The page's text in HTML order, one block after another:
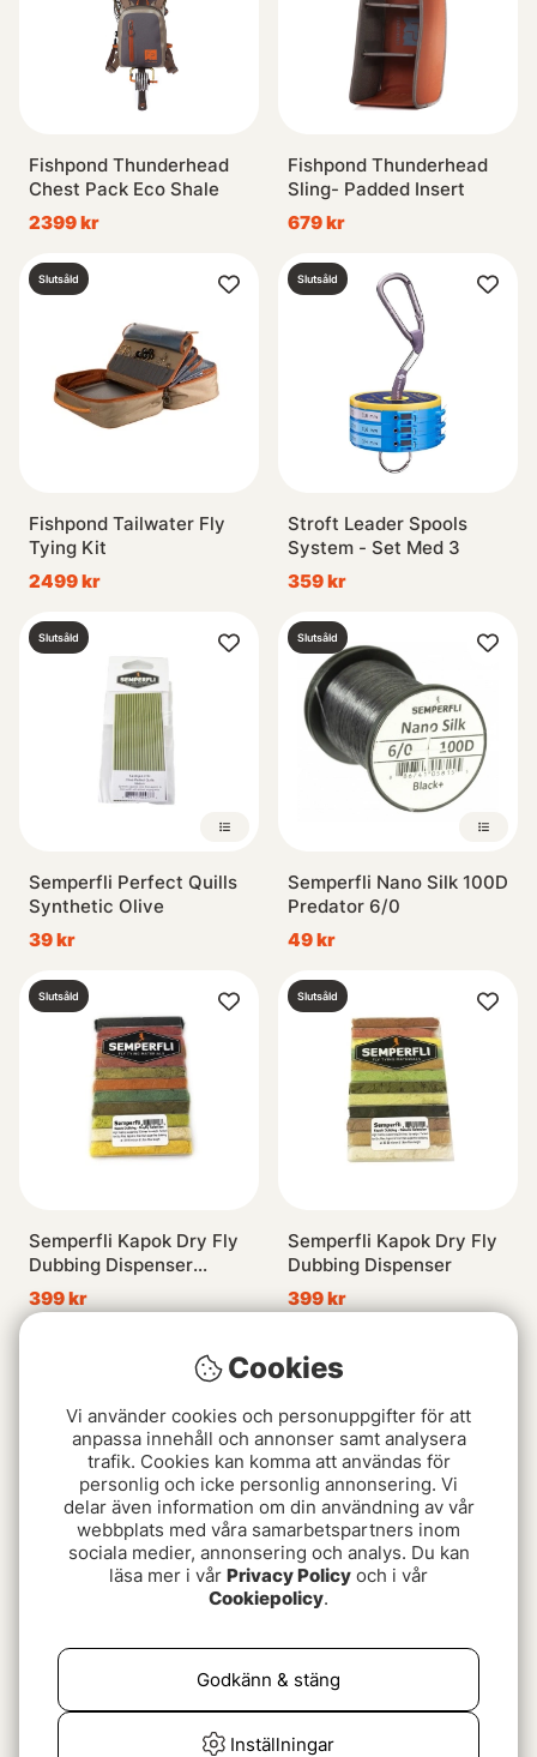
Fishpond Thunderhead
Chest Pack Eco Shale
2399 kr
Fishpond Thunderhead
Sling- Padded Insert
679 kr
Slutsåld
Fishpond Tailwater Fly
Tying Kit
2499 kr
Slutsåld
Stroft Leader Spools
System - Set Med 3
359 kr
Slutsåld
Semperfli Perfect Quills
Synthetic Olive
39 kr
Slutsåld
Semperfli Nano Silk 100D
Predator 6/0
49 kr
Slutsåld
Semperfli Kapok Dry Fly
Dubbing Dispenser
Mayflies
399 kr
Slutsåld
Semperfli Kapok Dry Fly
Dubbing Dispenser
399 kr
69 kr
Slutsåld
Selected CDC
Slutsåld Slutsåld
Cookies
Vi använder cookies och personuppgifter för att
anpassa innehåll och annonser samt analysera
trafik. Cookies kan komma att användas för
personlig och icke personlig annonsering. Vi
delar även information om din användning av vår
webbplats med våra samarbetspartners inom
sociala medier, annonsering och analys. Du kan
läsa mer i vår Privacy Policy och i vår
Cookiepolicy.
Inställningar
Godkänn & stäng